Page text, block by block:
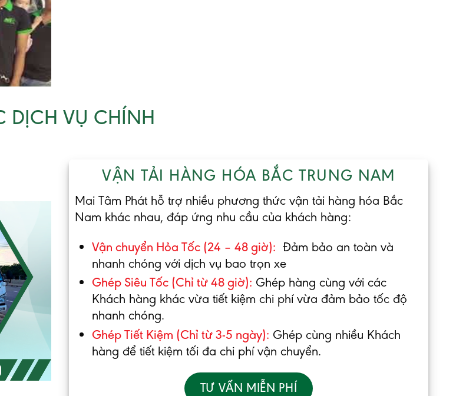
DỊCH VỤ CHÍNH
VẬN TẢI HÀNG HÓA BẮC TRUNG NAM
Mai Tâm Phát hỗ trợ nhiều phương thức vận tải hàng hóa Bắc
Nam khác nhau, đáp ứng nhu cầu của khách hàng:
Vận chuyển Hỏa Tốc (24 – 48 giờ): Đảm bảo an toàn và
nhanh chóng với dịch vụ bao trọn xe
Ghép Siêu Tốc (Chỉ từ 48 giờ): Ghép hàng cùng với các
Khách hàng khác vừa tiết kiệm chi phí vừa đảm bảo tốc độ
nhanh chóng.
Ghép Tiết Kiệm (Chỉ từ 3-5 ngày): Ghép cùng nhiều Khách
hàng để tiết kiệm tối đa chi phí vận chuyển.
TƯ VẤN MIỄN PHÍ